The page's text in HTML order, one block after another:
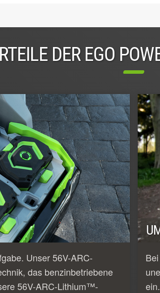
DER EGO
Unser 56V-ARC-
das benzinbetriebene
56V-ARC-Lithium™-